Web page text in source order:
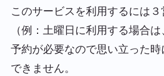
このサービスを利用するには
（例：土曜日に利用する場合
予約が必要なので思い立った
できません。